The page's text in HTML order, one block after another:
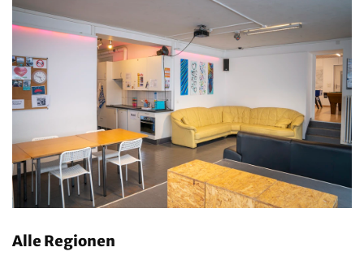
Alle Regionen